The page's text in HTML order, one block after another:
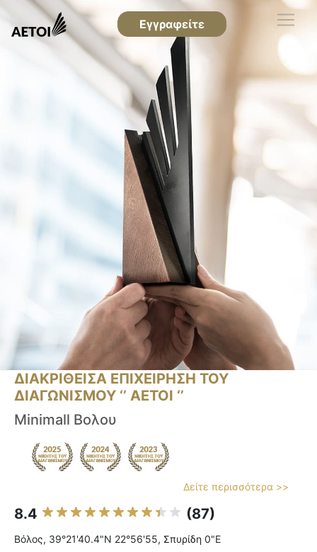
Εγγραφείτε
ΔΙΑΚΡΙΘΕΙΣΑ ΕΠΙΧΕΙΡΗΣΗ ΤΟΥ
ΔΙΑΓΩΝΙΣΜΟΥ ‘’ ΑΕΤΟΙ ‘’
Minimall Βολου
Δείτε περισσότερα >>
8.4 (87)
Βόλος, 39°21'40.4"N 22°56'55, Σπυρίδη 0"E